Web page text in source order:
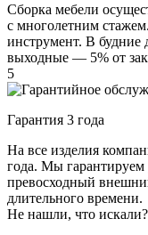
Сборка мебели
с многолетним
инструмент. В будние
выходные — 5% от
5
Гарантия 3 года
На все изделия
года. Мы гарантируем
превосходный
длительного времени.
Не нашли, что искали?